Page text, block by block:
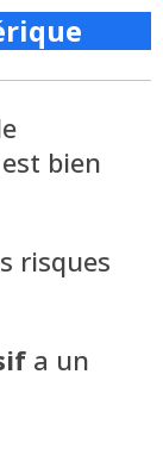
bien
risques
a un